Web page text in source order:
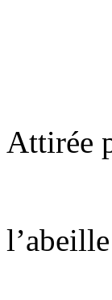
Attirée